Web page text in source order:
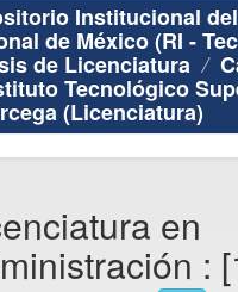
Institucional
de México (RI -
de Licenciatura
Tecnológico
(Licenciatura)
en
: